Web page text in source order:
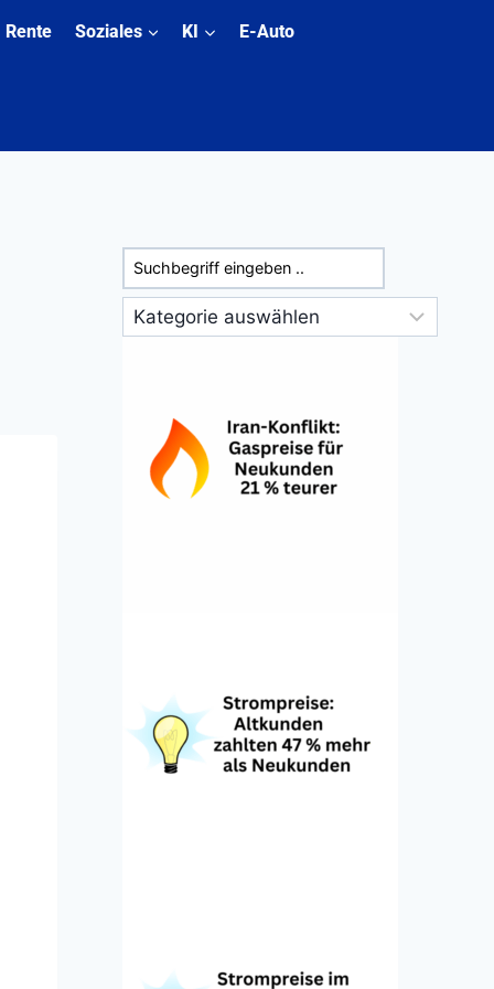
Rente Soziales KI E-Auto
Suchen
Kategorien